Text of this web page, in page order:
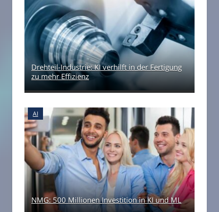
Drehteil-Industrie: KI verhilft in der Fertigung
zu mehr Effizienz
AI
NMG: 500 Millionen Investition in KI und ML